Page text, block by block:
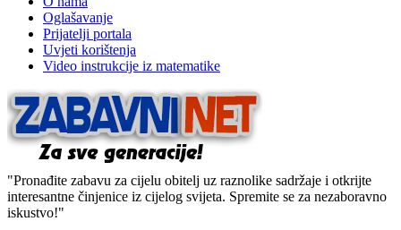
Oglašavanje
Prijatelji portala
Uvjeti korištenja
Video instrukcije iz matematike
"Pronađite zabavu za cijelu obitelj uz raznolike sadržaje i otkrijte
interesantne činjenice iz cijelog svijeta. Spremite se za nezaboravno
iskustvo!"